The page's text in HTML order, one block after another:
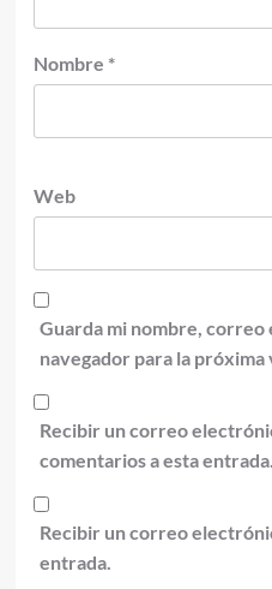
Nombre *
Web
Guarda mi nombre,
navegador para la próxima
Recibir un correo
comentarios a esta entrada.
Recibir un correo
entrada.